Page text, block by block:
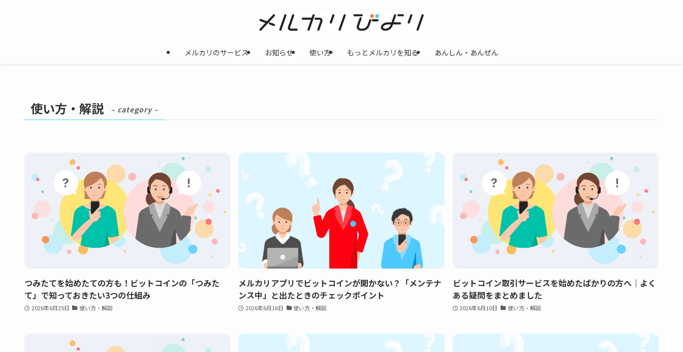
メルカリのサービス お知らせ 使い方 もっとメルカリを知る あんしん・あんぜん
使い方・解説 – category –
つみたてを始めたての方も！ビットコインの「つみた
て」で知っておきたい3つの仕組み
2026年6月25日 使い方・解説
メルカリアプリでビットコインが開かない？「メンテナ
ンス中」と出たときのチェックポイント
2026年6月16日 使い方・解説
ビットコイン取引サービスを始めたばかりの方へ｜よく
ある疑問をまとめました
2026年6月10日 使い方・解説